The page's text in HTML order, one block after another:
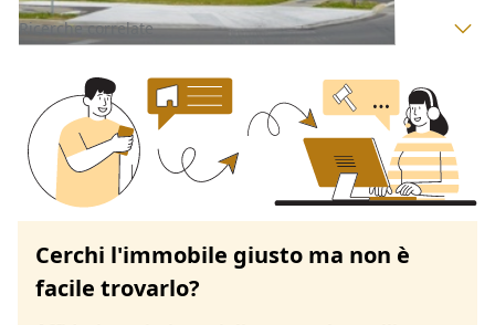
Ricerche correlate
Cerchi l'immobile giusto ma non è
facile trovarlo?